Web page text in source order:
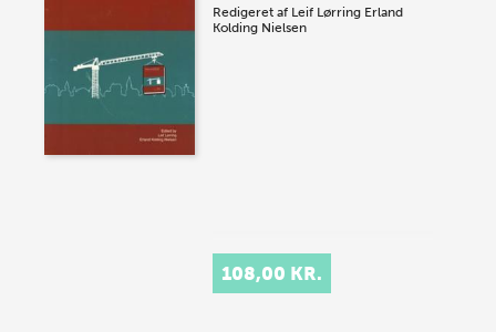
Redigeret af Leif Lørring Erland
Kolding Nielsen
108,00 KR.